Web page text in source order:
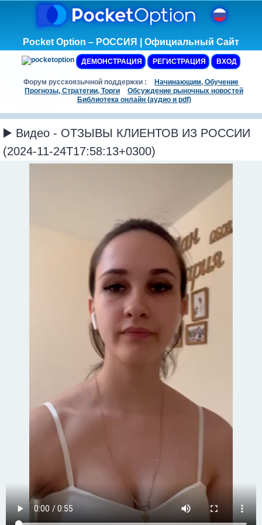
Pocket Option – РОССИЯ | Официальный Сайт
ДЕМОНСТРАЦИЯ РЕГИСТРАЦИЯ ВХОД
Форум русскоязычной поддержки :
Начинающим, Обучение
Прогнозы, Стратегии, Торги
Обсуждение рыночных новостей
Библиотека онлайн (аудио и pdf)
▶️ Видео - ОТЗЫВЫ КЛИЕНТОВ ИЗ РОССИИ
(2024-11-24T17:58:13+0300)